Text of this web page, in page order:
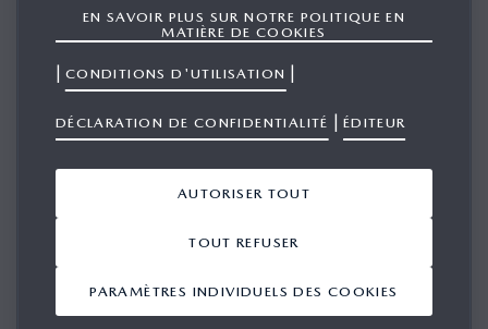
COURRIEL
TÉLÉPHONE
MÉDIUM / SOCIÉTÉ
COURRIEL
EN SAVOIR PLUS SUR NOTRE POLITIQUE EN
MATIÈRE DE COOKIES
| CONDITIONS D'UTILISATION |
DÉCLARATION DE CONFIDENTIALITÉ | ÉDITEUR
PARAMÈTRES INDIVIDUELS DES COOKIES
TOUT REFUSER
AUTORISER TOUT